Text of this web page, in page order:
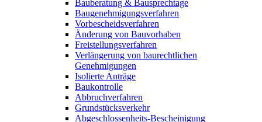
Bauberatung & Bausprechtage
Baugenehmigungsverfahren
Vorbescheidsverfahren
Änderung von Bauvorhaben
Freistellungsverfahren
Verlängerung von baurechtlichen
Genehmigungen
Isolierte Anträge
Baukontrolle
Abbruchverfahren
Grundstücksverkehr
Abgeschlossenheits-Bescheinigung